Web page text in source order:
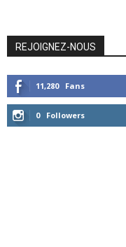
REJOIGNEZ-NOUS
11,280 Fans
0 Followers